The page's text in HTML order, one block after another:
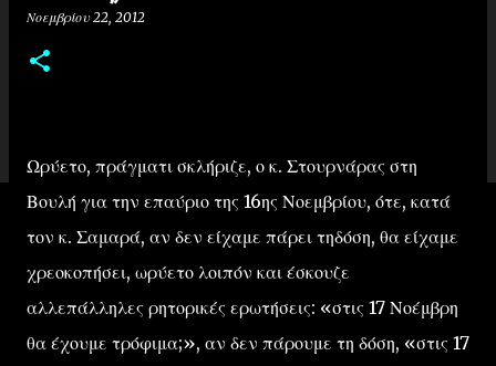
Νοεμβρίου 22, 2012
Ωρύετο, πράγματι σκλήριζε, ο κ. Στουρνάρας στη
Βουλή για την επαύριο της 16ης Νοεμβρίου, ότε, κατά
τον κ. Σαμαρά, αν δεν είχαμε πάρει τηδόση, θα είχαμε
χρεοκοπήσει, ωρύετο λοιπόν και έσκουζε
αλλεπάλληλες ρητορικές ερωτήσεις: «στις 17 Νοέμβρη
θα έχουμε τρόφιμα;», αν δεν πάρουμε τη δόση, «στις 17